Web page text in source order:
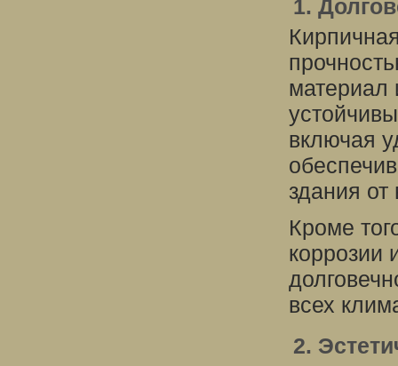
1.
материал
включая
здания
Кроме
коррозии
всех
2.